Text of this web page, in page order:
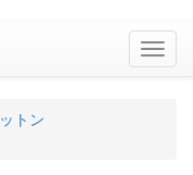
トン